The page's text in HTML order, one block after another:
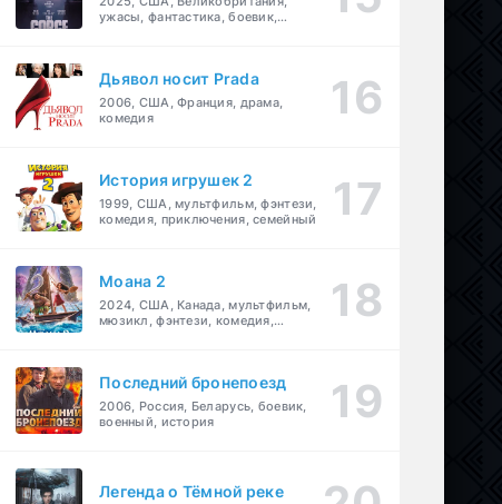
ужасы, фантастика, боевик,
Дьявол носит Prada
2006, США, Франция, драма,
комедия
История игрушек 2
1999, США, мультфильм, фэнтези,
комедия, приключения, семейный
Моана 2
2024, США, Канада, мультфильм,
мюзикл, фэнтези, комедия,
Последний бронепоезд
2006, Россия, Беларусь, боевик,
военный, история
Легенда о Тёмной реке